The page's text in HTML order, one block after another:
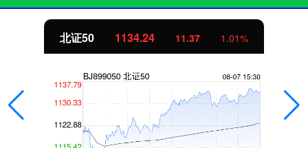
北证50 1134.24 11.37 1.01%